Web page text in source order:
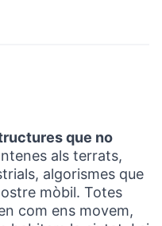
que no
als terrats,
algorismes que
mòbil. Totes
com ens movem,